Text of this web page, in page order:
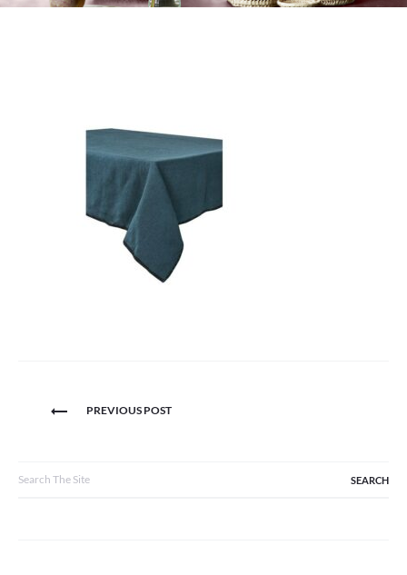
NavigationPREVIOUS POST
for: